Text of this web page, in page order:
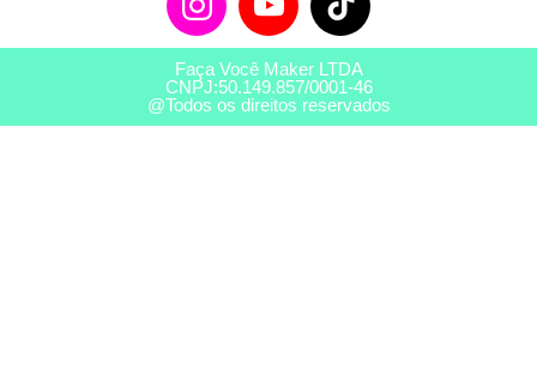
Faça Você Maker LTDA
CNPJ:50.149.857/0001-46
@Todos os direitos reservados